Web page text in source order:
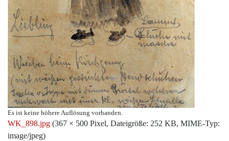
Es ist keine höhere Auflösung vorhanden.
WK_898.jpg (367 × 500 Pixel, Dateigröße: 252 KB, MIME-Typ:
image/jpeg)